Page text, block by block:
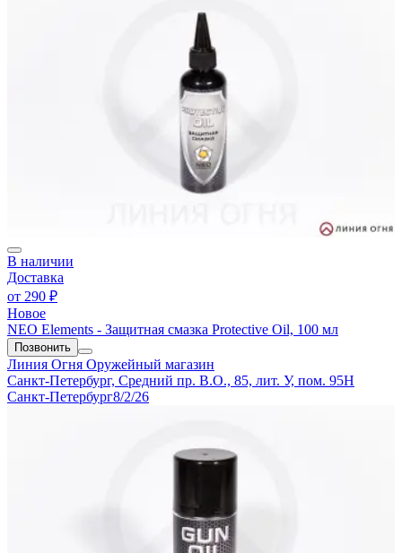
В наличии
Доставка
от 290 ₽
Новое
NEO Elements - Защитная смазка Protective Oil, 100 мл
Позвонить
Линия Огня Оружейный магазин
Санкт-Петербург, Средний пр. В.О., 85, лит. У, пом. 95Н
Санкт-Петербург8/2/26